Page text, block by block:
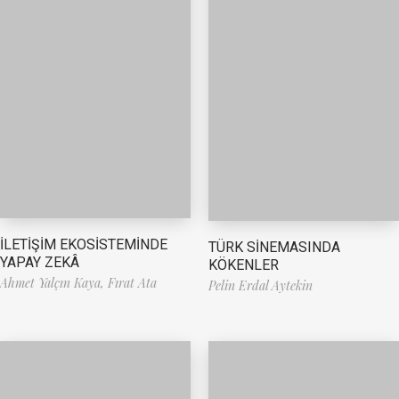
İLETİŞİM EKOSİSTEMİNDE
YAPAY ZEKÂ
Ahmet Yalçın Kaya, Fırat Ata
TÜRK SİNEMASINDA
KÖKENLER
Pelin Erdal Aytekin